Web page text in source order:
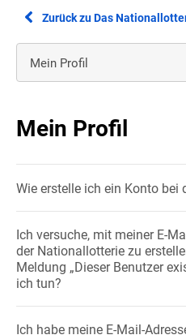
Zurück zu Das
Mein Profil
Wie erstelle ich ein Konto bei
Ich versuche, mit meiner E-
der Nationallotterie zu
Meldung „Dieser Benutzer
ich tun?
Ich habe meine E-Mail-